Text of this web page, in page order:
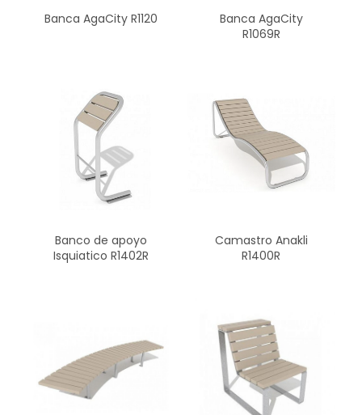
Banca AgaCity R1120
Banca AgaCity
R1069R
Banco de apoyo
Isquiatico R1402R
Camastro Anakli
R1400R